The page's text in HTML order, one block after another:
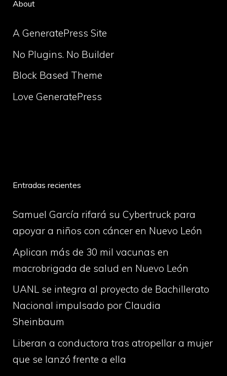
About
A GeneratePress Site
No Plugins. No Builder
Block Based Theme
Love GeneratePress
Entradas recientes
Samuel García rifará su Cybertruck para
apoyar a niños con cáncer en Nuevo León
Aplican más de 30 mil vacunas en
macrobrigada de salud en Nuevo León
UANL se integra al proyecto de Bachillerato
Nacional impulsado por Claudia
Sheinbaum
Liberan a conductora tras atropellar a mujer
que se lanzó frente a ella